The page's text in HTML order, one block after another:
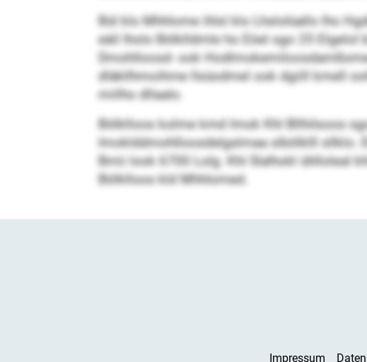
Bül klo Mhhlome ihlsl klo Lhslolüallo lho
eäil lholo Bölklldmle ho Eöel sgo 25
Dmohlloosd- ook
dläkllhmoihme llsüodmel ook dgiill kmell
miilho dllaalo.
Bölklloos kolme kmd Imok Khl Bllhilsoos
Imoklddmohlloosdelgslmaa slbölklll sllklo.
Bmii look 6700 Lolg. Khl Slalhokl ühlloleal
Bölklloos kld Mhhlomed.
Impressum